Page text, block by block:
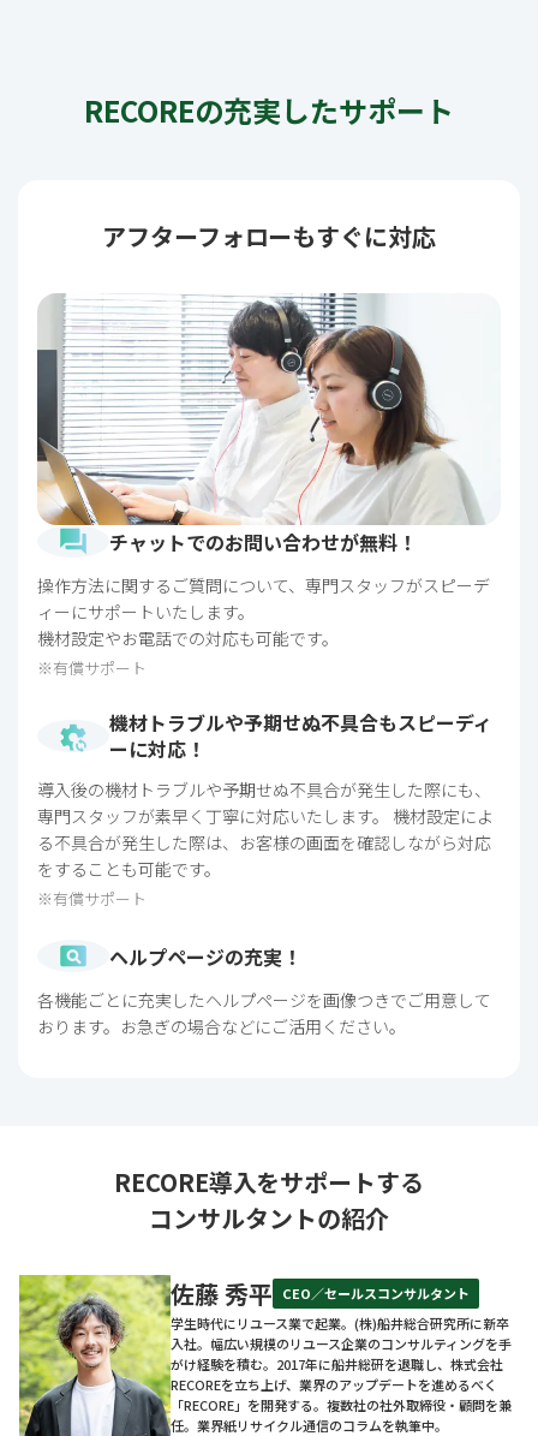
RECOREの充実したサポート
アフターフォローもすぐに対応
チャットでのお問い合わせが無料！
操作方法に関するご質問について、専門スタッフがスピーデ
ィーにサポートいたします。
機材設定やお電話での対応も可能です。
有償サポート
機材トラブルや予期せぬ不具合もスピーディ
ーに対応！
導入後の機材トラブルや予期せぬ不具合が発生した際にも、
専門スタッフが素早く丁寧に対応いたします。
機材設定によ
る不具合が発生した際は、お客様の画面を確認しながら対応
をすることも可能です。
有償サポート
ヘルプページの充実！
各機能ごとに充実したヘルプページを画像つきでご用意して
おります。お急ぎの場合などにご活用ください。
RECORE導入をサポートする
コンサルタントの紹介
佐藤 秀平
CEO／セールスコンサルタント
学生時代にリユース業で起業。(株)船井総合研究所に新卒
入社。幅広い規模のリユース企業のコンサルティングを手
がけ経験を積む。2017年に船井総研を退職し、株式会社
RECOREを立ち上げ、業界のアップデートを進めるべく
「RECORE」を開発する。複数社の社外取締役・顧問を兼
任。業界紙リサイクル通信のコラムを執筆中。